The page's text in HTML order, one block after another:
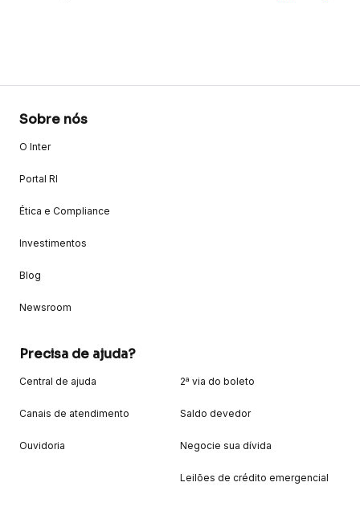
Sobre nós
O Inter
Portal RI
Ética e Compliance
Investimentos
Blog
Newsroom
Precisa de ajuda?
Central de ajuda
Canais de atendimento
Ouvidoria
2ª via do boleto
Saldo devedor
Negocie sua dívida
Leilões de crédito emergencial